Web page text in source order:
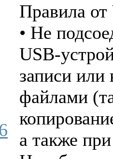
Правила
• Не
USB-
записи или
файлами
а также